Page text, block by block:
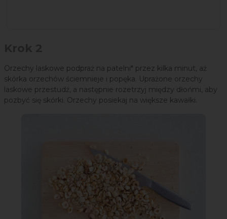
Orzechy laskowe podpraż na patelni* przez kilka minut, aż
skórka orzechów ściemnieje i popęka. Uprażone orzechy
laskowe przestudź, a następnie rozetrzyj między dłońmi, aby
pozbyć się skórki. Orzechy posiekaj na większe kawałki.